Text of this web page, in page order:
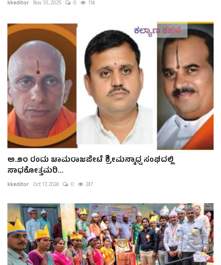
kkeditor Nov 10, 2025 0 114
ಅ.೨೦ ರಂದು ಚಾಮರಾಜಪೇಟೆ ಶ್ರೀಮನ್ಮಾಧ್ವ ಸಂಘದಲ್ಲಿ
ಸಾಧಕೋತ್ತಮರಿ...
kkeditor Oct 17, 2024 0 247